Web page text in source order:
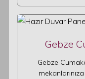
Gebze
Gebze